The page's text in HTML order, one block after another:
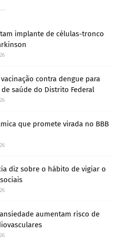
implante de células-tronco
vacinação contra dengue para
saúde do Distrito Federal
que promete virada no BBB
diz sobre o hábito de vigiar o
aumentam risco de